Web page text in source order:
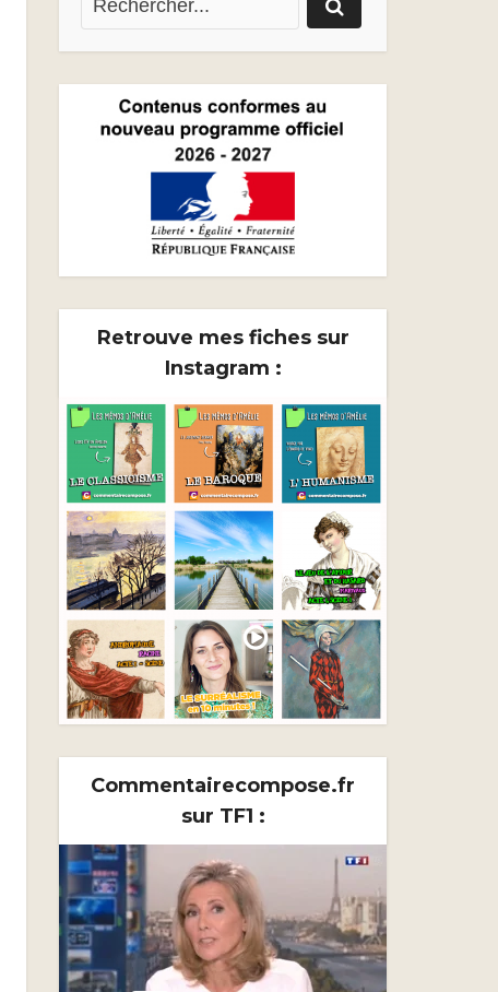
Retrouve mes fiches sur
Instagram :
Commentairecompose.fr
sur TF1 :